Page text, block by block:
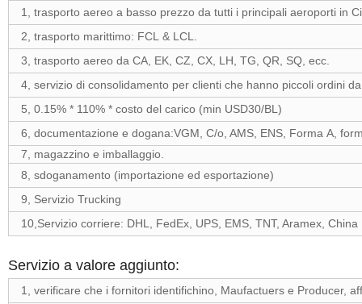
1, trasporto aereo a basso prezzo da tutti i principali aeroporti in
2, trasporto marittimo: FCL & LCL.
3, trasporto aereo da CA, EK, CZ, CX, LH, TG, QR, SQ, ecc.
4, servizio di consolidamento per clienti che hanno piccoli ordini
5, 0.15% * 110% * costo del carico (min USD30/BL)
6, documentazione e dogana:VGM, C/o, AMS, ENS, Forma A,
7, magazzino e imballaggio.
8, sdoganamento (importazione ed esportazione)
9, Servizio Trucking
10,Servizio corriere: DHL, FedEx, UPS, EMS, TNT, Aramex, China
Servizio a valore aggiunto:
1, verificare che i fornitori identifichino, Maufactuers e Producer,